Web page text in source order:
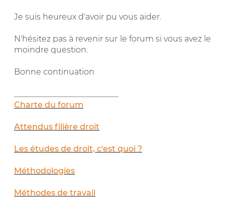
Je suis heureux d'avoir pu vous aider.
N'hésitez pas à revenir sur le forum si vous avez le
moindre question.
Bonne continuation
Charte du forum
Attendus filière droit
Les études de droit, c'est quoi ?
Méthodologies
Méthodes de travail